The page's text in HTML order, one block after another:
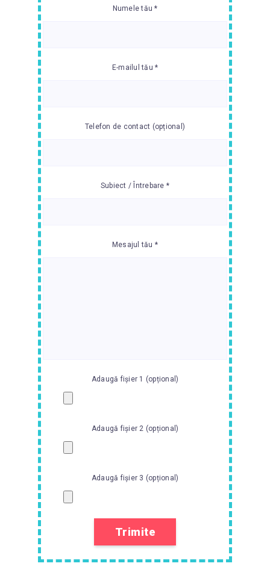
Numele tău *
E-mailul tău *
Telefon de contact (opțional)
Subiect / Întrebare *
Mesajul tău *
Adaugă fișier 1 (opțional)
Adaugă fișier 2 (opțional)
Adaugă fișier 3 (opțional)